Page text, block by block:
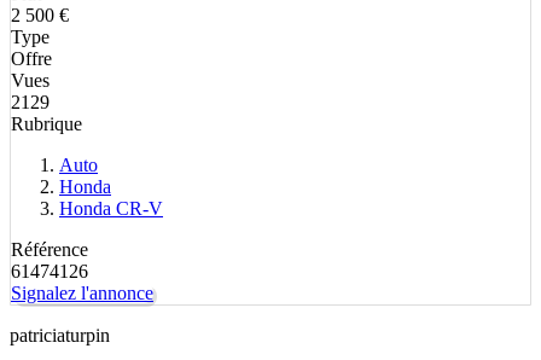
2 500 €
Type
Offre
Vues
2129
Rubrique
Auto
Honda
Honda CR-V
Référence
61474126
Signalez l'annonce
patriciaturpin